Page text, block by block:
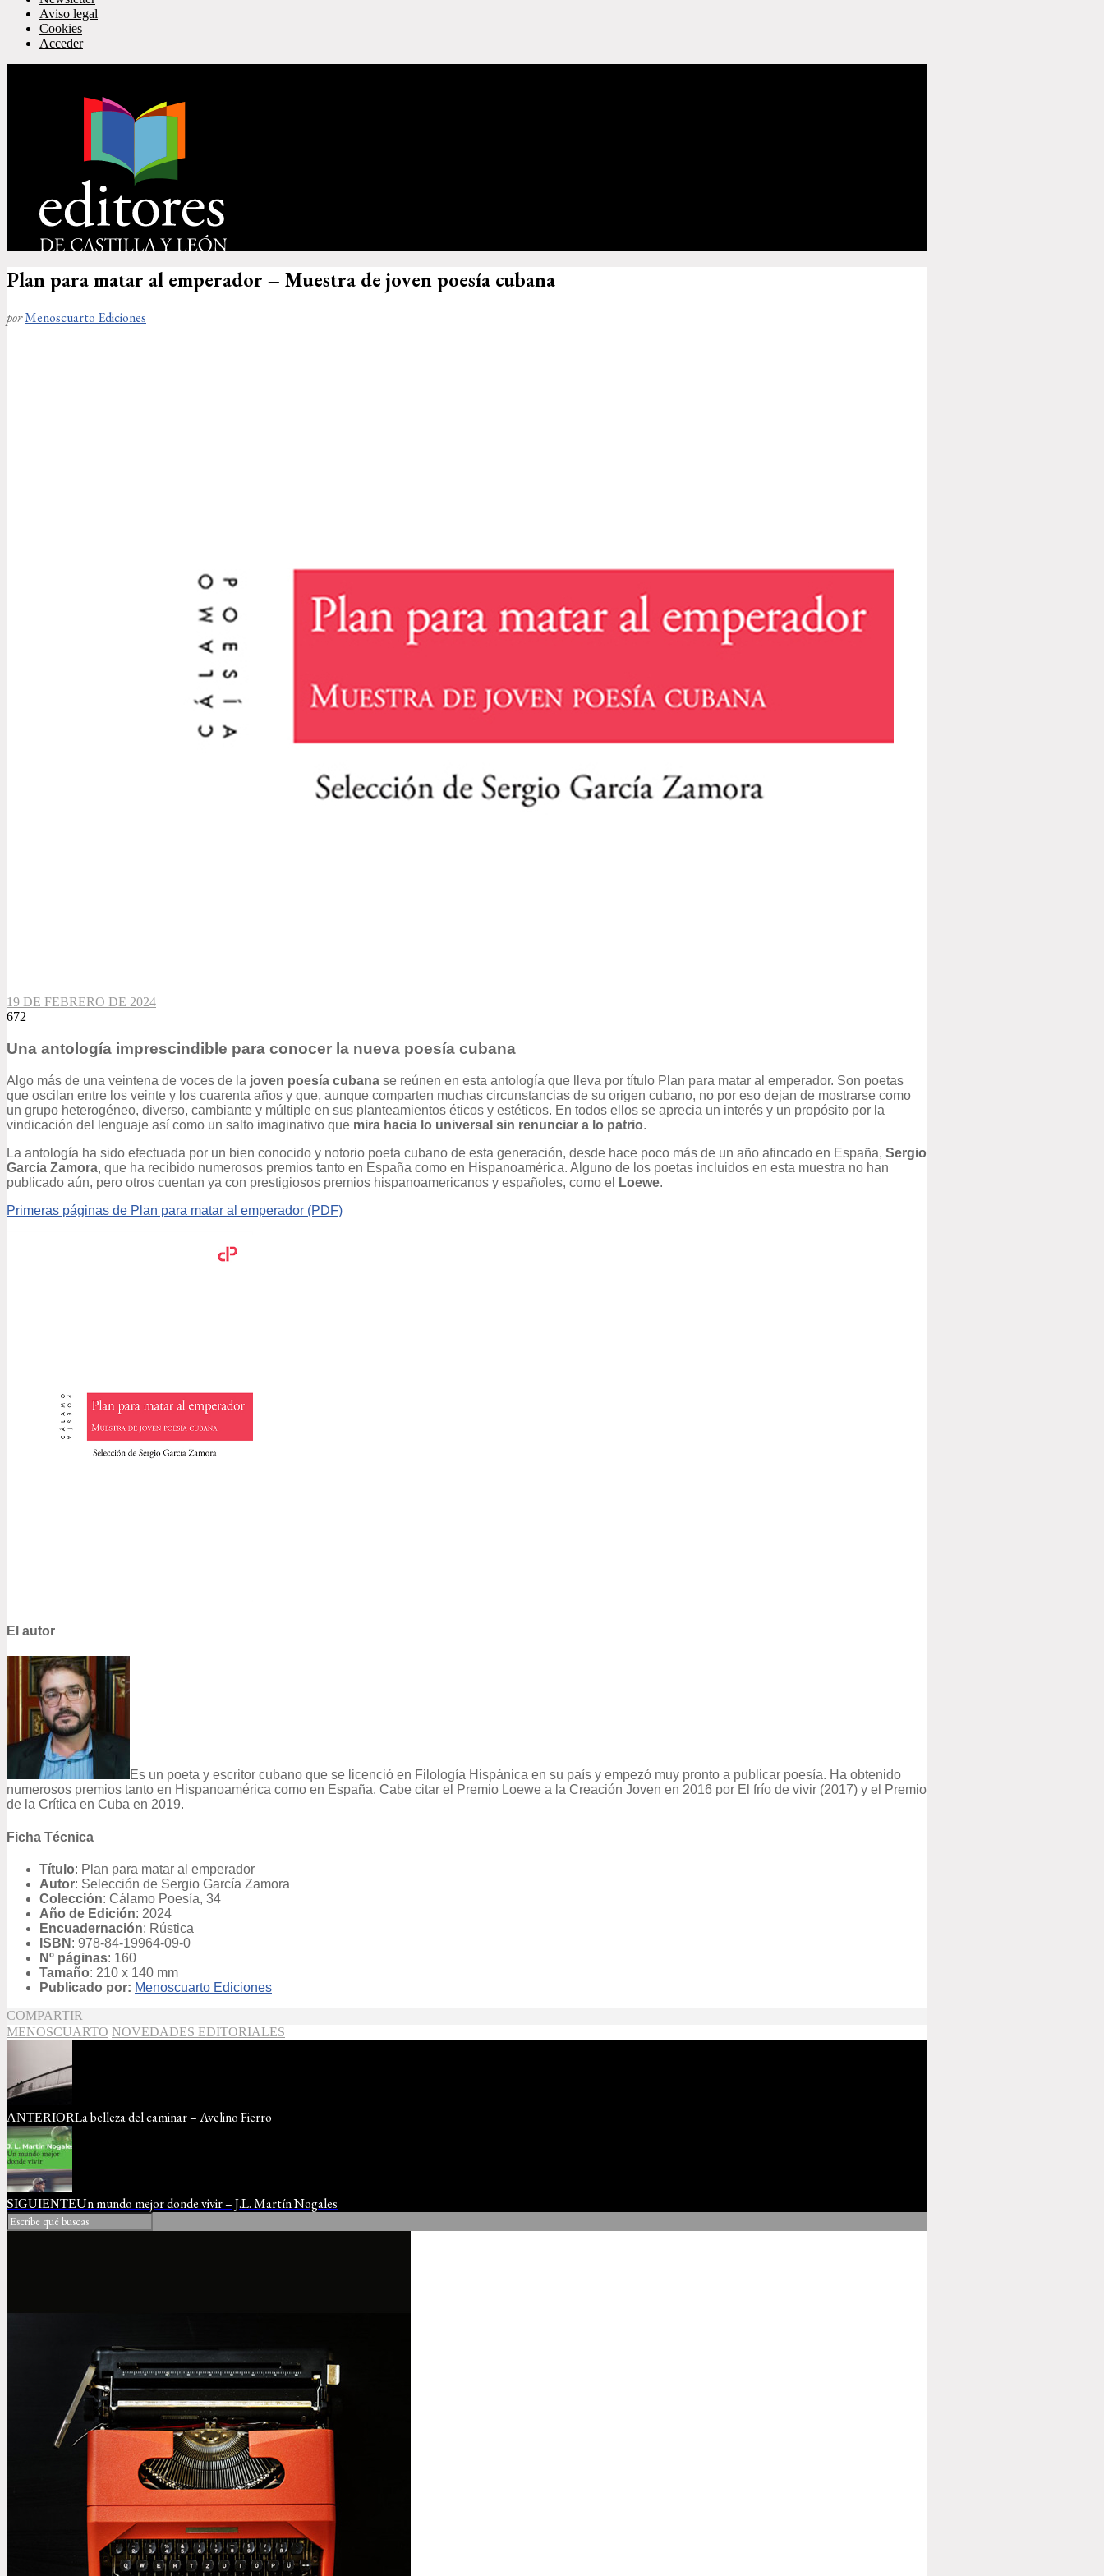
Aviso legal
Cookies
Acceder
Plan para matar al emperador – Muestra de joven poesía cubana
porMenoscuarto Ediciones
19 DE FEBRERO DE 2024
672
Una antología imprescindible para conocer la nueva poesía cubana
Algo más de una veintena de voces de la joven poesía cubana se reúnen en esta antología que lleva por título Plan para matar al emperador. Son poetas
que oscilan entre los veinte y los cuarenta años y que, aunque comparten muchas circunstancias de su origen cubano, no por eso dejan de mostrarse como
un grupo heterogéneo, diverso, cambiante y múltiple en sus planteamientos éticos y estéticos. En todos ellos se aprecia un interés y un propósito por la
vindicación del lenguaje así como un salto imaginativo que mira hacia lo universal sin renunciar a lo patrio.
La antología ha sido efectuada por un bien conocido y notorio poeta cubano de esta generación, desde hace poco más de un año afincado en España, Sergio
García Zamora, que ha recibido numerosos premios tanto en España como en Hispanoamérica. Alguno de los poetas incluidos en esta muestra no han
publicado aún, pero otros cuentan ya con prestigiosos premios hispanoamericanos y españoles, como el
Loewe.
Primeras páginas de Plan para matar al emperador (PDF)
El autor
Es un poeta y escritor cubano que se licenció en Filología Hispánica en su país y empezó muy pronto a publicar poesía. Ha obtenido
numerosos premios tanto en Hispanoamérica como en España. Cabe citar el Premio Loewe a la Creación Joven en 2016 por El frío de vivir (2017) y el Premio
de la Crítica en Cuba en 2019.
Ficha Técnica
Título: Plan para matar al emperador
Autor: Selección de Sergio García Zamora
Colección: Cálamo Poesía, 34
Año de Edición: 2024
Encuadernación: Rústica
ISBN : 978-84-19964-09-0
Nº páginas: 160
Tamaño: 210 x 140 mm
Publicado por: Menoscuarto Ediciones
COMPARTIR
MENOSCUARTO NOVEDADES EDITORIALES
ANTERIORLa belleza del caminar – Avelino Fierro
SIGUIENTEUn mundo mejor donde vivir – J.L. Martín Nogales